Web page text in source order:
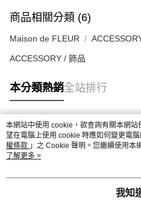
商品相關分類 (6)
Maison de FLEUR
ACCESSORY / 飾品
本分類熱銷全站排行
熱門標籤
本網站中使用 cookie，欲查詢有關本網
望在電腦上使用 cookie 時應如何變更電
權條款 」之 Cookie 聲明。您繼續使用本
用條款之 Cookie 聲明使用 cookie。
了解更多 >
我知